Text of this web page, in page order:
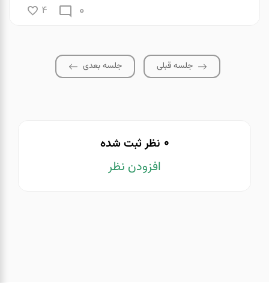
0
4
جلسه قبلی جلسه بعدی
0 نظر ثبت شده
افزودن نظر